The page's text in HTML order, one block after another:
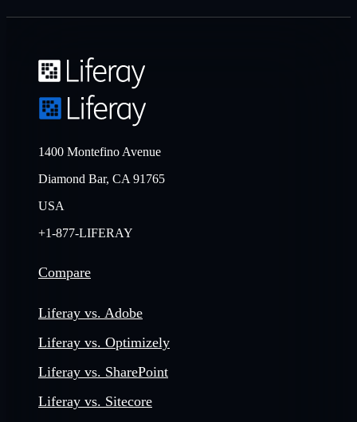
1400 Montefino Avenue
Diamond Bar, CA 91765
USA
+1-877-LIFERAY
Compare
Liferay vs. Adobe
Liferay vs. Optimizely
Liferay vs. SharePoint
Liferay vs. Sitecore